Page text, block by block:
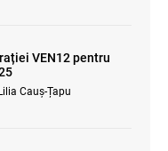
VEN12 pentru
Cauș-Țapu